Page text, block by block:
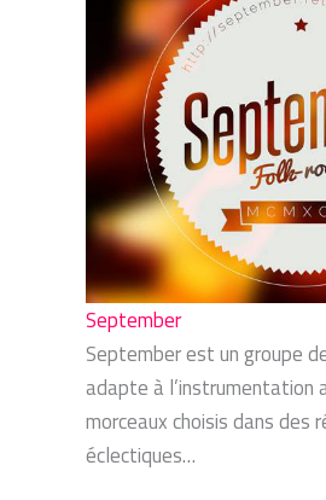
September
September est un groupe
adapte à l’instrumentation
morceaux choisis dans
éclectiques…